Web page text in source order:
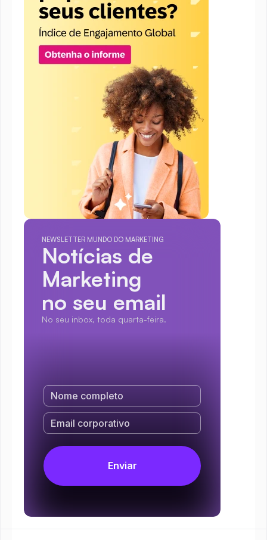
NEWSLETTER MUNDO DO MARKETING
Notícias de
Marketing
no seu email
No seu inbox, toda quarta-feira.